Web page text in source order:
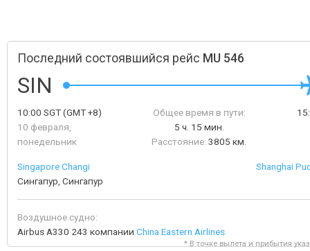
Последний состоявшийся рейс MU 546
SIN
10:00 SGT(GMT +8)
10 февраля,
понедельник
Общее время в пути:
5 ч. 15 мин.
Расстояние: 3805 км.
Singapore Changi
Сингапур, Сингапур
Shanghai
Воздушное судно:
Airbus A330 243 компании China Eastern Airlines
* В точке вылета и прибытия